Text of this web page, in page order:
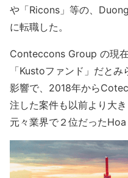
や「Ricons」等の、
に転職した。
Conteccons Group の現
「Kustoファンド」だと
影響で、2018年から
注した案件も以前より大
元々業界で２位だった